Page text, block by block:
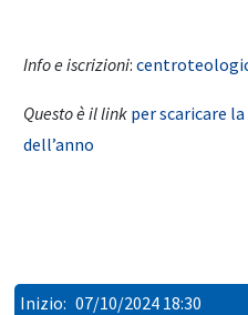
Info e iscrizioni:
Questo è il link per scaricare
dell’anno
Inizio: 07/10/2024 18:30